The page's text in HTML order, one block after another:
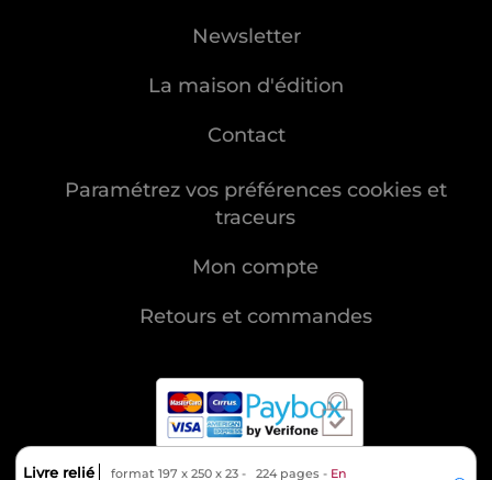
Livre relié format 197 x 250 x 23 224 pages En
Newsletter
La maison d'édition
Contact
Paramétrez vos préférences cookies et
traceurs
Mon compte
Retours et commandes